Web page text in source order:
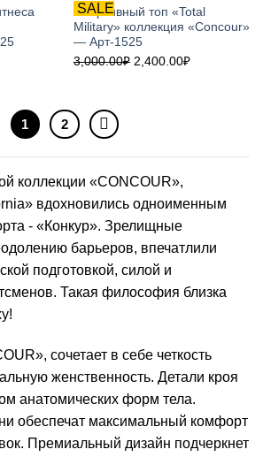
SALE
Спортивный топ «Total
Military» коллекция «Concour»
— Арт-1525
3,000.00₽ 2,400.00₽
1 2
коллекции «CONCOUR»,
вдохновились одноименным
- «Конкур». Зрелищные
барьеров, впечатлили
подготовкой, силой и
Такая философия близка
сочетает в себе четкость
женственность. Детали кроя
анатомических форм тела.
обеспечат максимальный комфорт
Премиальный дизайн подчеркнет